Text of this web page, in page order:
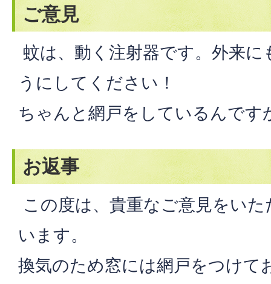
ご意見
蚊は、動く注射器です。外来
うにしてください！
ちゃんと網戸をしているんです
お返事
この度は、貴重なご意見をい
います。
換気のため窓には網戸をつけて